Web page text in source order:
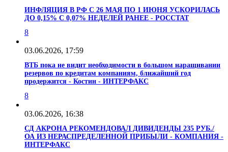
ИНФЛЯЦИЯ В РФ С 26 МАЯ ПО 1 ИЮНЯ УСКОРИЛАСЬ
ДО 0,15% С 0,07% НЕДЕЛЕЙ РАНЕЕ - РОССТАТ
8
03.06.2026, 17:59
ВТБ пока не видит необходимости в большом наращивании
резервов по кредитам компаниям, ближайший год
продержится - Костин - ИНТЕРФАКС
8
03.06.2026, 16:38
СД АКРОНА РЕКОМЕНДОВАЛ ДИВИДЕНДЫ 235 РУБ./
ОА ИЗ НЕРАСПРЕДЕЛЕННОЙ ПРИБЫЛИ - КОМПАНИЯ -
ИНТЕРФАКС